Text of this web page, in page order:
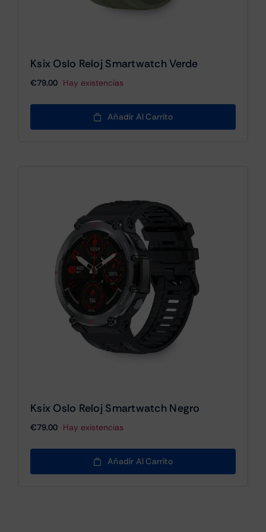
Ksix Oslo Reloj Smartwatch Verde
€79.00 Hay existencias
Añadir Al Carrito
Ksix Oslo Reloj Smartwatch Negro
€79.00 Hay existencias
Añadir Al Carrito